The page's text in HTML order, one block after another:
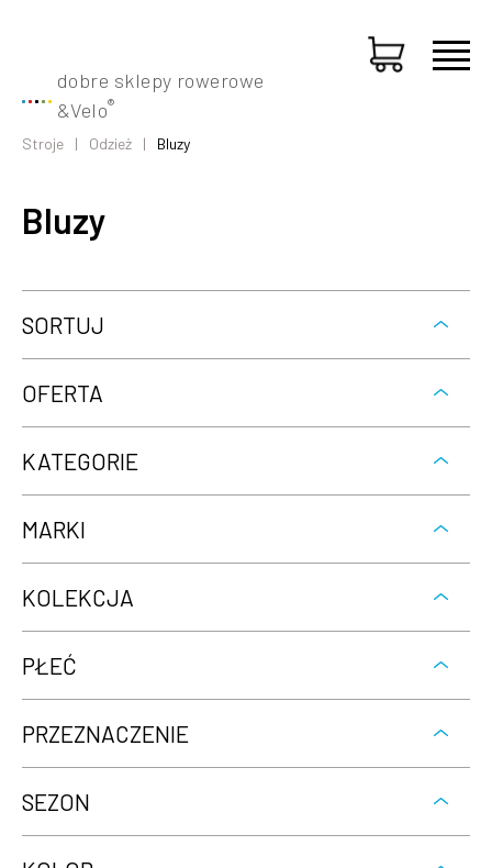
dobre sklepy rowerowe
&Velo®
Stroje Odzież Bluzy
Bluzy
SORTUJ
OFERTA
KATEGORIE
MARKI
KOLEKCJA
PŁEĆ
PRZEZNACZENIE
SEZON